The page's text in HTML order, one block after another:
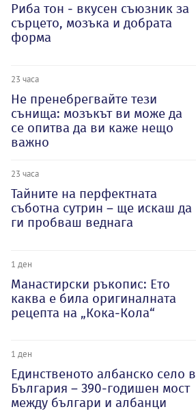
Риба тон - вкусен съюзник за
сърцето, мозъка и добрата
форма
23 часа
Не пренебрегвайте тези
сънища: мозъкът ви може да
се опитва да ви каже нещо
важно
23 часа
Тайните на перфектната
съботна сутрин – ще искаш да
ги пробваш веднага
1 ден
Манастирски ръкопис: Ето
каква е била оригиналната
рецепта на „Кока-Кола“
1 ден
Единственото албанско село в
България – 390-годишен мост
между българи и албанци